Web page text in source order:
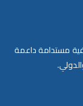
مستدامة داعمة